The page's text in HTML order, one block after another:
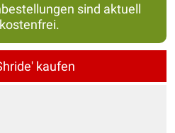
sind aktuell
kaufen